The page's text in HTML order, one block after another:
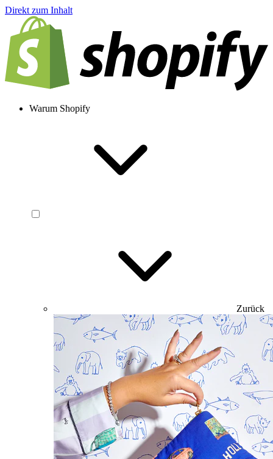
Direkt zum Inhalt
Warum Shopify
Zurück